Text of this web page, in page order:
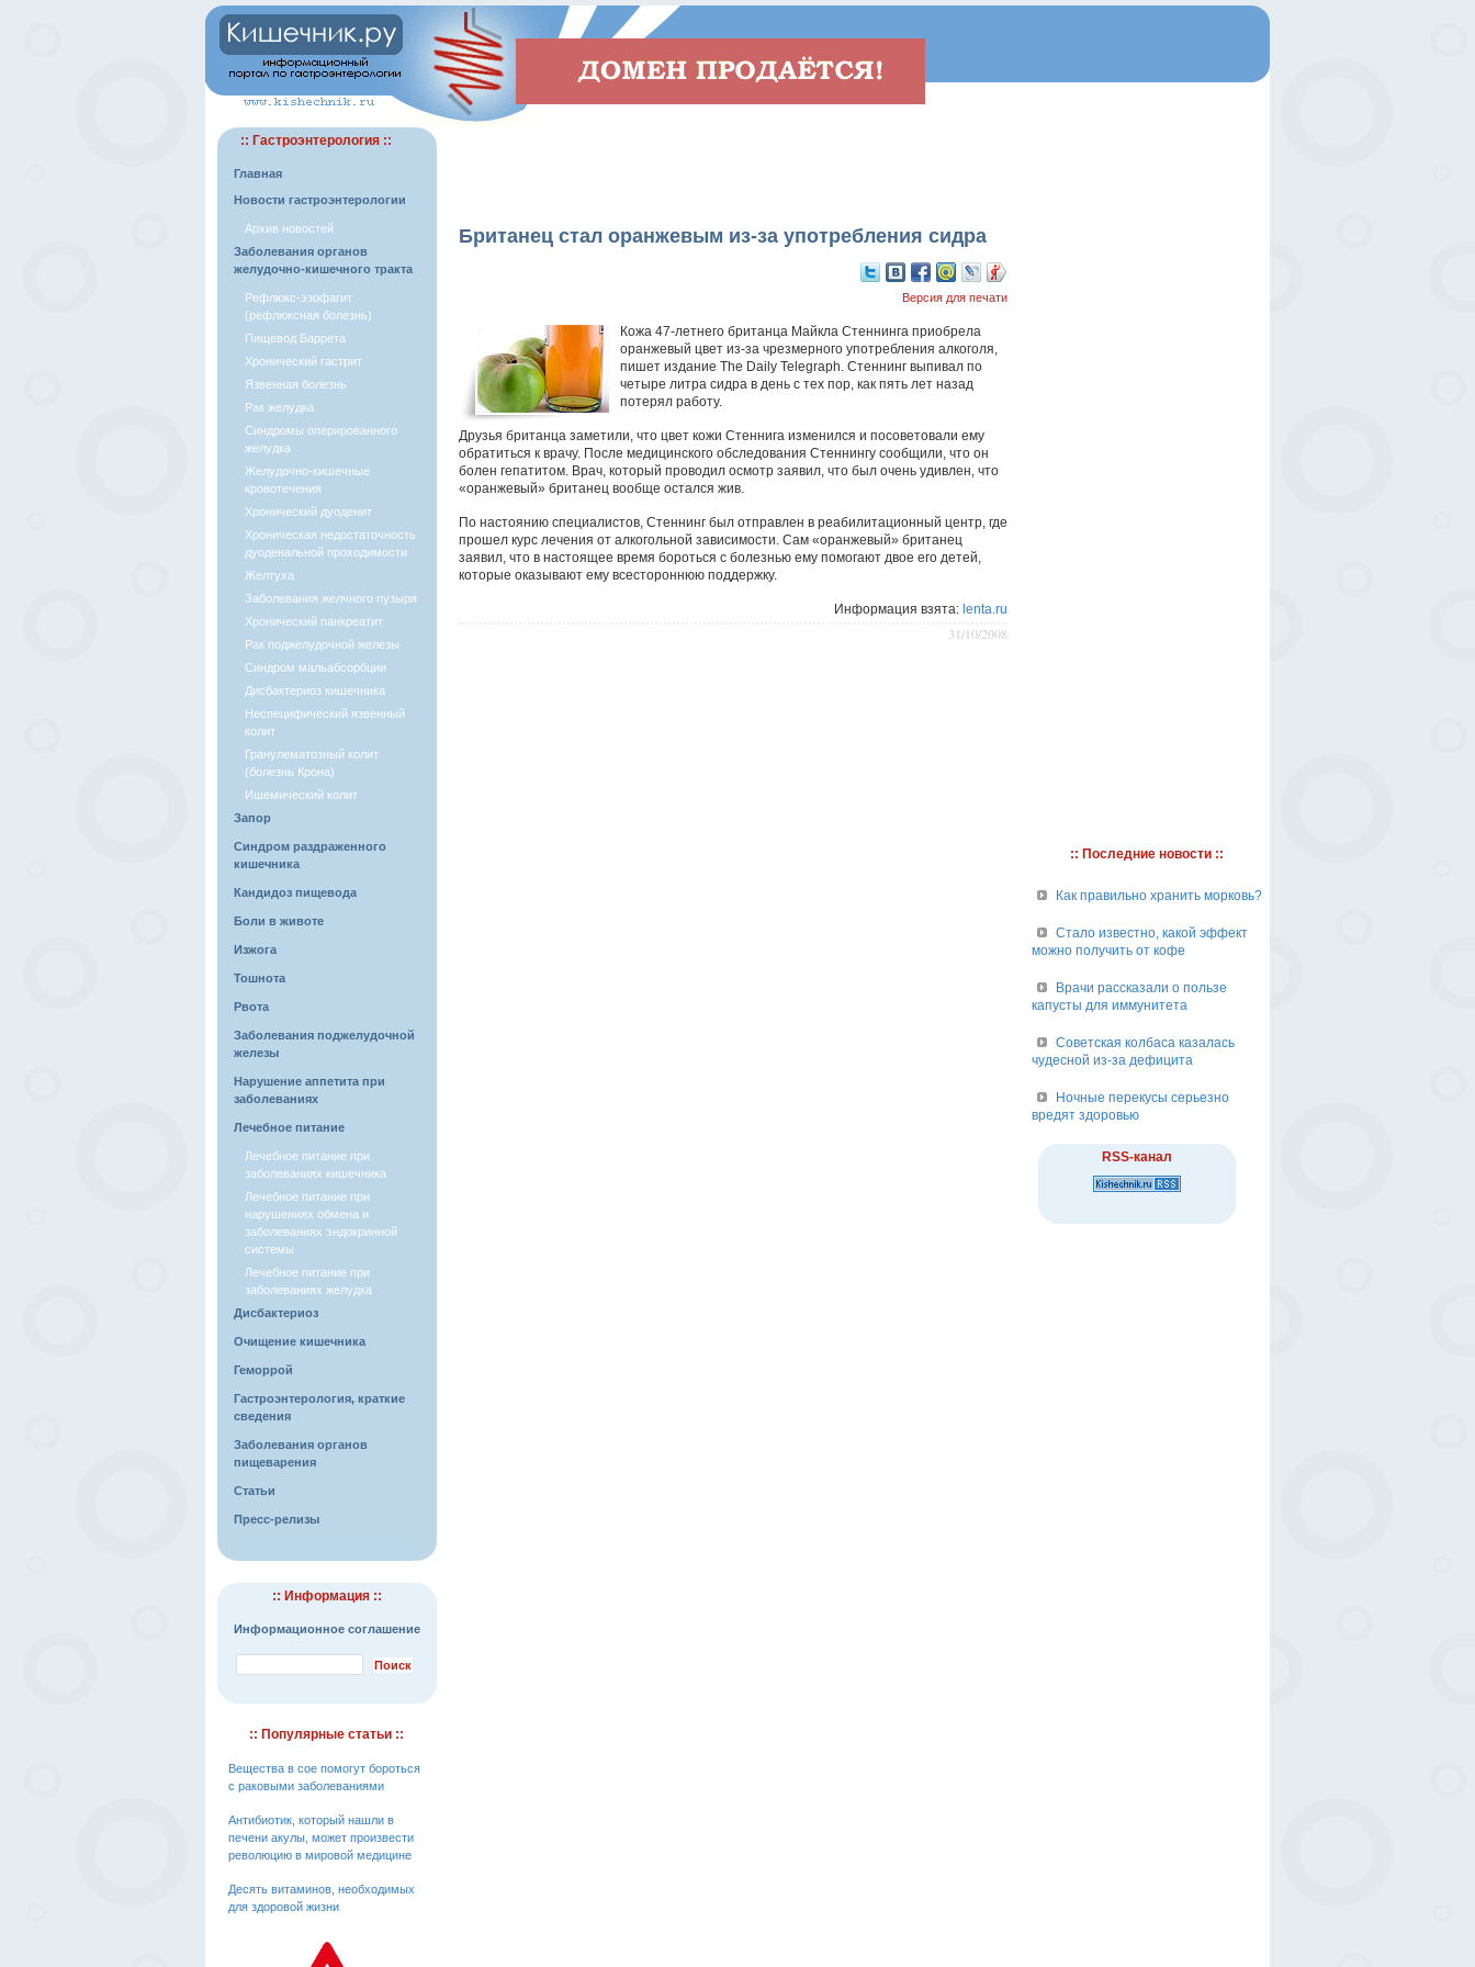
:: Гастроэнтерология ::
Главная
Новости гастроэнтерологии
Архив новостей
Заболевания органов
желудочно-кишечного тракта
Рефлюкс-эзофагит
(рефлюксная болезнь)
Пищевод Баррета
Хронический гастрит
Язвенная болезнь
Рак желудка
Синдромы оперированного
желудка
Желудочно-кишечные
кровотечения
Хронический дуоденит
Хроническая недостаточность
дуоденальной проходимости
Желтуха
Заболевания желчного пузыря
Хронический панкреатит
Рак поджелудочной железы
Синдром мальабсорбции
Дисбактериоз кишечника
Неспецифический язвенный
колит
Гранулематозный колит
(болезнь Крона)
Ишемический колит
Запор
Синдром раздраженного
кишечника
Кандидоз пищевода
Боли в животе
Изжога
Тошнота
Рвота
Заболевания поджелудочной
железы
Нарушение аппетита при
заболеваниях
Лечебное питание
Лечебное питание при
заболеваниях кишечника
Лечебное питание при
нарушениях обмена и
заболеваниях эндокринной
системы
Лечебное питание при
заболеваниях желудка
Дисбактериоз
Очищение кишечника
Геморрой
Гастроэнтерология, краткие
сведения
Заболевания органов
пищеварения
Статьи
Пресс-релизы
:: Информация ::
Информационное соглашение
:: Популярные статьи ::
Вещества в сое помогут бороться
с раковыми заболеваниями
Антибиотик, который нашли в
печени акулы, может произвести
революцию в мировой медицине
Десять витаминов, необходимых
для здоровой жизни
Британец стал оранжевым из-за употребления сидра
Версия для печати
Кожа 47-летнего британца Майкла Стеннинга приобрела
оранжевый цвет из-за чрезмерного употребления алкоголя,
пишет издание The Daily Telegraph. Стеннинг выпивал по
четыре литра сидра в день с тех пор, как пять лет назад
потерял работу.
Друзья британца заметили, что цвет кожи Стеннига изменился и посоветовали ему
обратиться к врачу. После медицинского обследования Стеннингу сообщили, что он
болен гепатитом. Врач, который проводил осмотр заявил, что был очень удивлен, что
«оранжевый» британец вообще остался жив.
По настоянию специалистов, Стеннинг был отправлен в реабилитационный центр, где
прошел курс лечения от алкогольной зависимости. Сам «оранжевый» британец
заявил, что в настоящее время бороться с болезнью ему помогают двое его детей,
которые оказывают ему всестороннюю поддержку.
Информация взята: lenta.ru
31/10/2008
:: Последние новости ::
Как правильно хранить морковь?
Стало известно, какой эффект
можно получить от кофе
Врачи рассказали о пользе
капусты для иммунитета
Советская колбаса казалась
чудесной из-за дефицита
Ночные перекусы серьезно
вредят здоровью
RSS-канал